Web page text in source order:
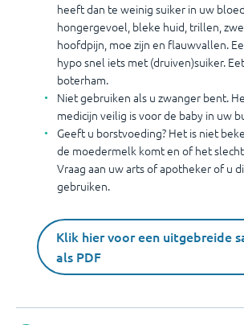
heeft dan te weinig suiker in uw
hongergevoel, bleke huid, trillen,
hoofdpijn, moe zijn en flauwvallen.
hypo snel iets met (druiven)suiker.
boterham.
Niet gebruiken als u zwanger bent.
medicijn veilig is voor de baby in uw
Geeft u borstvoeding? Het is niet
de moedermelk komt en of het
Vraag aan uw arts of apotheker of u
gebruiken.
Klik hier voor een uitgebreide
als PDF